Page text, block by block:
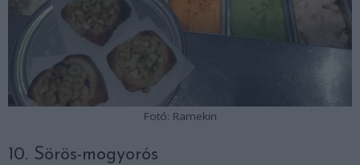
Fotó: Ramekin
10. Sörös-mogyorós